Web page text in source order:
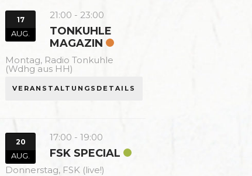
17
AUG.
21:00 - 23:00
TONKUHLE
MAGAZIN
Montag, Radio Tonkuhle
(Wdhg aus HH)
VERANSTALTUNGSDETAILS
20
AUG.
17:00 -19:00
FSK SPECIAL
Donnerstag, FSK (live!)